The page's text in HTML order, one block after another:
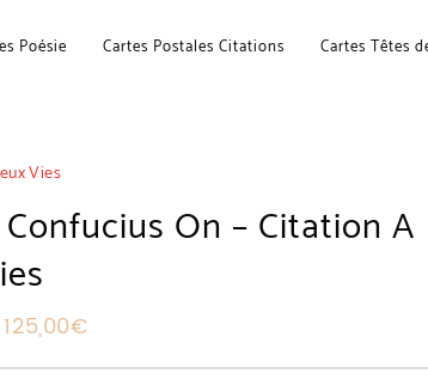
Poésie Cartes Postales Citations Cartes Têtes
Vies
On – Citation A
125,00€